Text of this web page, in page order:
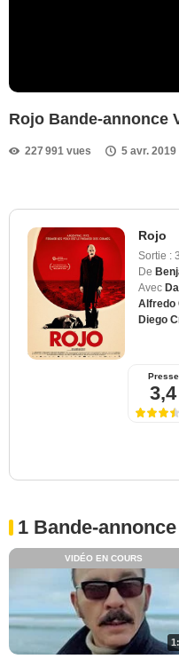
Rojo Bande-annonce
227 991 vues 5 avr. 2019
Rojo
Sortie :
De
Avec
Alfredo
Diego
Presse
3,4
1 Bande-
VIDÉO EN COURS